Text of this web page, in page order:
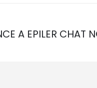
A EPILER CHAT